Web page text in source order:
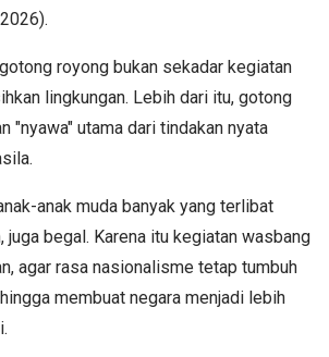
royong bukan sekadar kegiatan
lingkungan. Lebih dari itu, gotong
"nyawa" utama dari tindakan nyata
anak muda banyak yang terlibat
juga begal. Karena itu kegiatan wasbang
agar rasa nasionalisme tetap tumbuh
membuat negara menjadi lebih